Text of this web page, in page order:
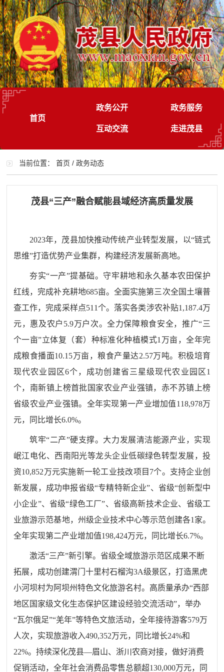
首页
政务公开 政务服务
互动交流 走进茂县
当前位置：首页 /政务动态
茂县“三产”融合赋能县域经济高质量发展
2023年，茂县加快推动传统产业转型发展，以“链式
思维”打造优势产业集群，构建经济发展新高地。
夯实“一产”提基础。 守牢耕地和永久基本农田保护
红线，完成补充耕地685亩。全面实施第三次全国土壤普
查工作，完成采样点511个。落实各类涉农补贴1,187.4万
元，惠及农户5.9万户次。全力保障粮食安全，推广“三
个一亩”立体复（套）种标准化种植模式1万亩，全年完
成粮食播面10.15万亩，粮食产量达2.57万吨。 积极培育
现代农业园区6个，成功创建省三星级现代农业园区1
个， 南新镇上榜首批国家农业产业强镇，赤不苏镇上榜
省级农业产业强镇。全年实现第一产业增加值118,978万
元，同比增长6.0%。
筑牢“二产”硬支撑。 大力发展清洁能源产业，实现
岷江电化、西南阳光等龙头企业低碳绿色转型发展， 投
资10,852万元实施新一轮工业技改项 目7个。 支持企业创
新发展，成功申报省级“专精特新企业”、省级“创新型中
小企业”、省级“绿色工厂”、省级高新技术企业、省级工
业旅游示范基地， 州级企业技术中心等示范创建各1家。
全年实现第二产业增加值198,424万元， 同比增长6.7%。
激活“三产”新引擎。省级全域旅游示范区成果不断
拓展， 成功创建渭门十里村石榴沟3A级景区，打造黑虎
小河坝村为阿坝州特色文化旅游名村。 高质量承办“西部
地区国家级文化生态保护区建设经验交流活动”，举办
“瓦尔俄足”“羌年”等特色文旅活动，全年接待游客579万
人次，实现旅游收入490,352万元，同比增长24%和
22%。持续深化茂县—眉山、浙川农商对接，做好消费
促销活动，全年社会消费品零售总额超130,000万元，同